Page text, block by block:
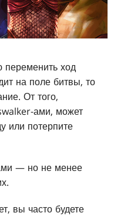
переменить ход
на поле битвы, то
От того,
ами, может
или потерпите
— но не менее
вы часто будете